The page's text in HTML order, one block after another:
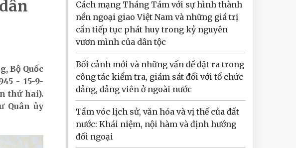
Bộ Quốc
- 15-9-
thứ hai).
Quân ủy
Cách mạng Tháng Tám với sự hình thành
nền ngoại giao Việt Nam và những giá trị
cần tiếp tục phát huy trong kỷ nguyên
vươn mình của dân tộc
Bối cảnh mới và những vấn đề đặt ra trong
công tác kiểm tra, giám sát đối với tổ chức
đảng, đảng viên ở ngoài nước
Tầm vóc lịch sử, văn hóa và vị thế của đất
nước: Khái niệm, nội hàm và định hướng
đối ngoại